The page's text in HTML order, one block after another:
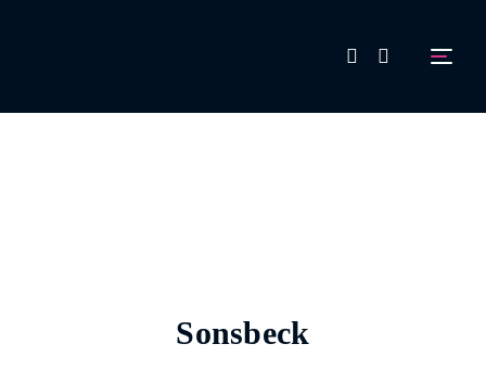
Sonsbeck